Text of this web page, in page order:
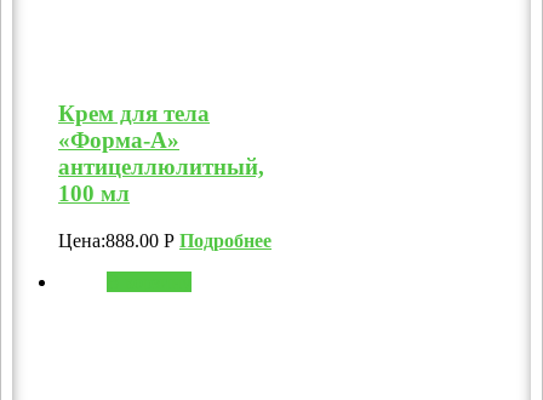
Крем для тела
«Форма-А»
антицеллюлитный,
100 мл
Цена:888.00 Р Подробнее